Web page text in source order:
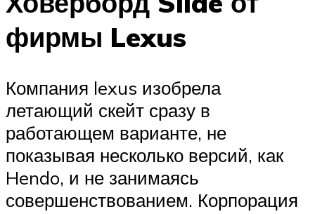
фирмы Lexus
Компания lexus изобрела
летающий скейт сразу в
работающем варианте, не
показывая несколько версий, как
Hendo, и не занимаясь
совершенствованием. Корпорация